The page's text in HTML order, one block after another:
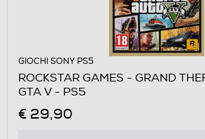
GIOCHI SONY PS5
ROCKSTAR GAMES - GRAND
GTA V - PS5
€ 29,90